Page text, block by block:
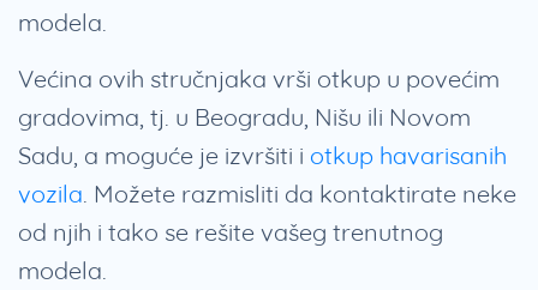
modela.
Većina ovih stručnjaka vrši otkup u povećim
gradovima, tj. u Beogradu, Nišu ili Novom
Sadu, a moguće je izvršiti i otkup havarisanih
vozila . Možete razmisliti da kontaktirate neke
od njih i tako se rešite vašeg trenutnog
modela.